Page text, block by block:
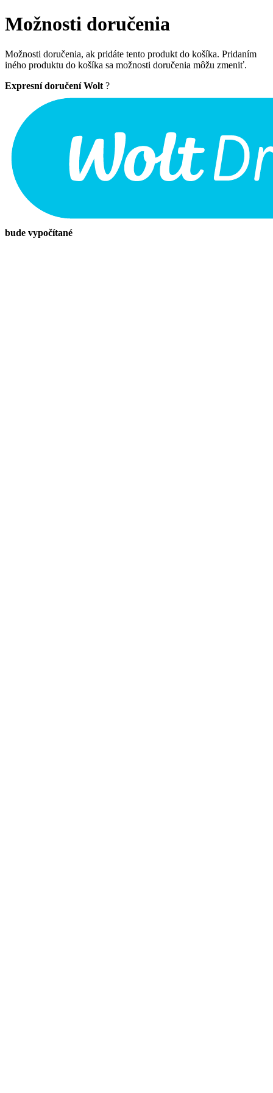
Možnosti doručenia
Možnosti doručenia, ak pridáte tento produkt do košíka. Pridaním
iného produktu do košíka sa možnosti doručenia môžu zmeniť.
Expresní doručení Wolt ?
bude vypočítané